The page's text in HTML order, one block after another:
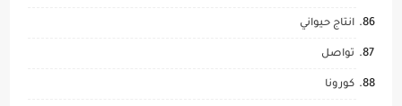
انتاج حيواني
تواصل
كورونا